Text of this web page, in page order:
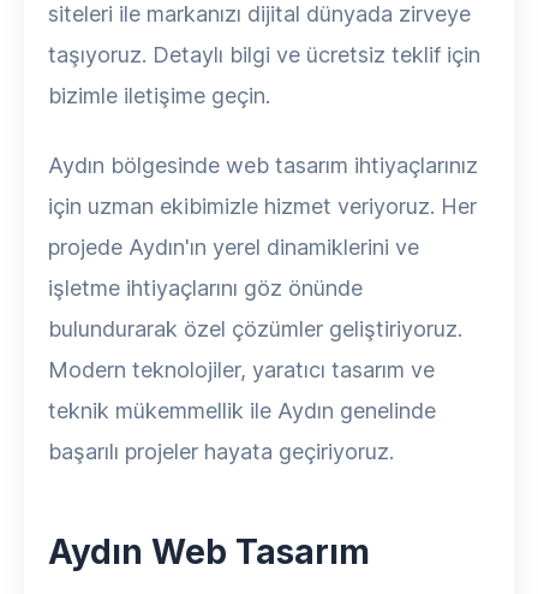
siteleri ile markanızı dijital dünyada zirveye
taşıyoruz. Detaylı bilgi ve ücretsiz teklif için
bizimle iletişime geçin.
Aydın bölgesinde web tasarım ihtiyaçlarınız
için uzman ekibimizle hizmet veriyoruz. Her
projede Aydın'ın yerel dinamiklerini ve
işletme ihtiyaçlarını göz önünde
bulundurarak özel çözümler geliştiriyoruz.
Modern teknolojiler, yaratıcı tasarım ve
teknik mükemmellik ile Aydın genelinde
başarılı projeler hayata geçiriyoruz.
Aydın Web Tasarım